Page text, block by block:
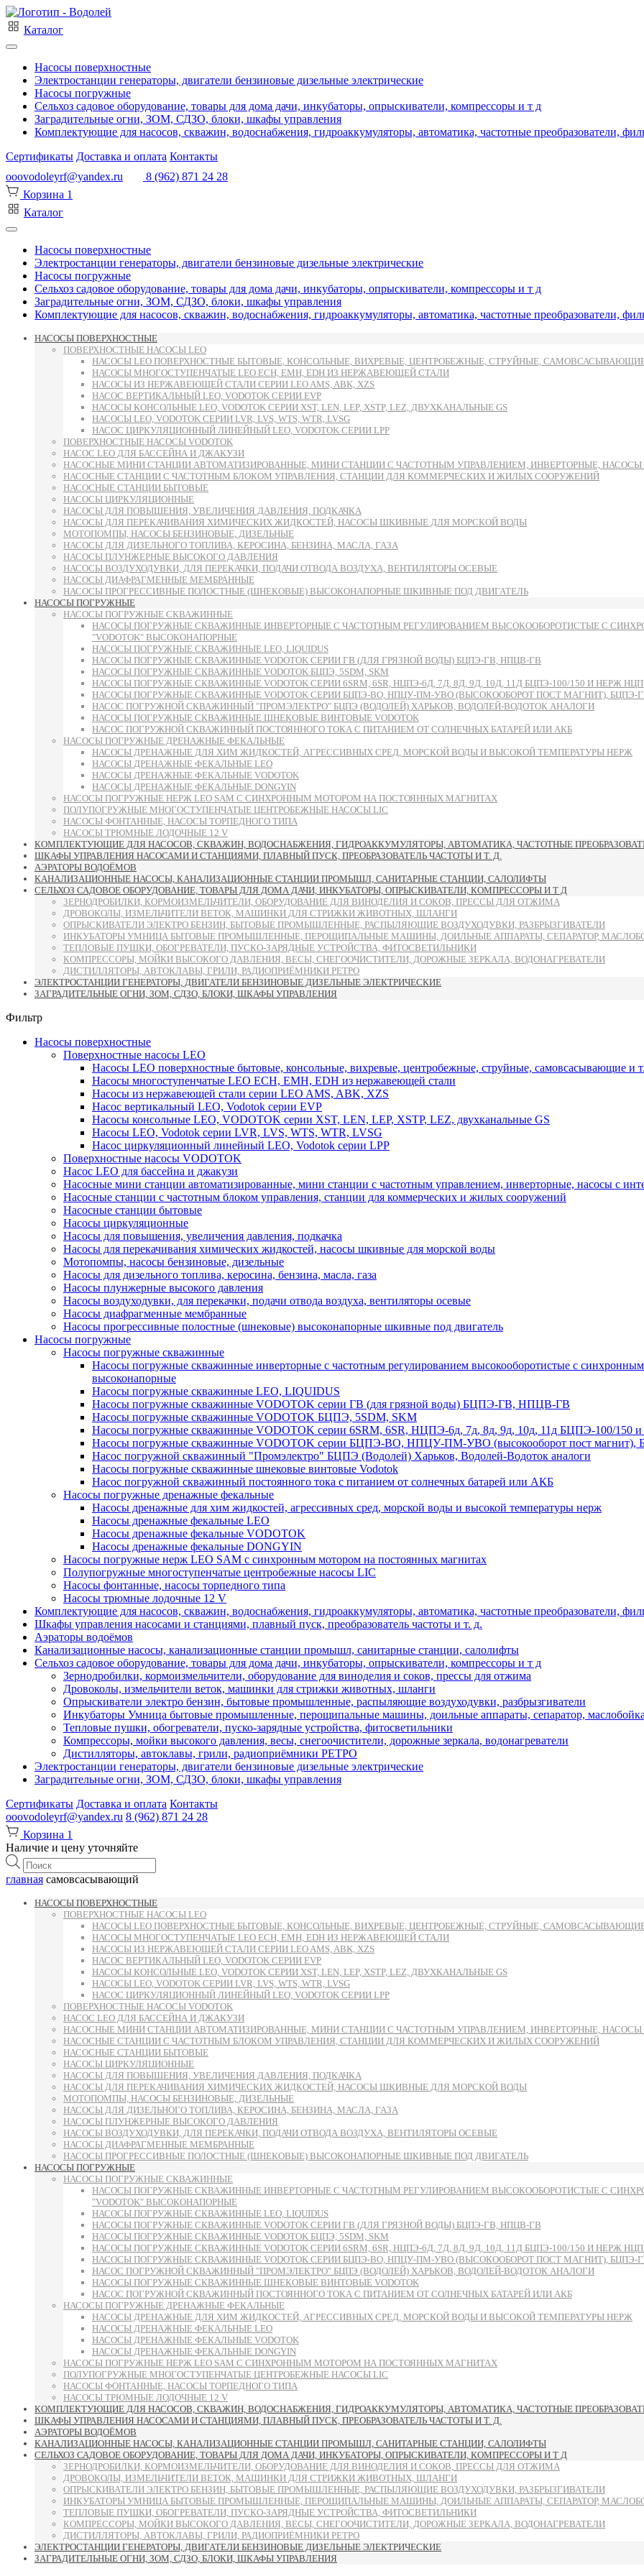
Каталог
Насосы поверхностные
Электростанции генераторы, двигатели бензиновые дизельные электрические
Насосы погружные
Сельхоз садовое оборудование, товары для дома дачи, инкубаторы, опрыскиватели, компрессоры и т д
Заградительные огни, ЗОМ, СДЗО, блоки, шкафы управления
Комплектующие для насосов, скважин, водоснабжения, гидроаккумуляторы, автоматика, частотные преобразователи,
Сертификаты Доставка и оплата Контакты
ooovodoleyrf@yandex.ru
8 (962) 871 24 28
Корзина 1
Каталог
Насосы поверхностные
Электростанции генераторы, двигатели бензиновые дизельные электрические
Насосы погружные
Сельхоз садовое оборудование, товары для дома дачи, инкубаторы, опрыскиватели, компрессоры и т д
Заградительные огни, ЗОМ, СДЗО, блоки, шкафы управления
Комплектующие для насосов, скважин, водоснабжения, гидроаккумуляторы, автоматика, частотные преобразователи,
НАСОСЫ ПОВЕРХНОСТНЫЕ
ПОВЕРХНОСТНЫЕ НАСОСЫ LEO
НАСОСЫ LEO ПОВЕРХНОСТНЫЕ БЫТОВЫЕ, КОНСОЛЬНЫЕ, ВИХРЕВЫЕ, ЦЕНТРОБЕЖНЫЕ, СТРУЙНЫЕ, САМОВСАСЫВАЮЩИЕ
НАСОСЫ МНОГОСТУПЕНЧАТЫЕ LEO ECH, EMH, EDH ИЗ НЕРЖАВЕЮЩЕЙ СТАЛИ
НАСОСЫ ИЗ НЕРЖАВЕЮЩЕЙ СТАЛИ СЕРИИ LEO AMS, ABK, XZS
НАСОС ВЕРТИКАЛЬНЫЙ LEO, VODOTOK СЕРИИ EVP
НАСОСЫ КОНСОЛЬНЫЕ LEO, VODOTOK СЕРИИ XST, LEN, LEP, XSTP, LEZ, ДВУХКАНАЛЬНЫЕ GS
НАСОСЫ LEO, VODOTOK СЕРИИ LVR, LVS, WTS, WTR, LVSG
НАСОС ЦИРКУЛЯЦИОННЫЙ ЛИНЕЙНЫЙ LEO, VODOTOK СЕРИИ LPP
ПОВЕРХНОСТНЫЕ НАСОСЫ VODOTOK
НАСОС LEO ДЛЯ БАССЕЙНА И ДЖАКУЗИ
НАСОСНЫЕ МИНИ СТАНЦИИ АВТОМАТИЗИРОВАННЫЕ, МИНИ СТАНЦИИ С ЧАСТОТНЫМ УПРАВЛЕНИЕМ, ИНВЕРТОРНЫЕ,
НАСОСНЫЕ СТАНЦИИ С ЧАСТОТНЫМ БЛОКОМ УПРАВЛЕНИЯ, СТАНЦИИ ДЛЯ КОММЕРЧЕСКИХ И ЖИЛЫХ СООРУЖЕНИЙ
НАСОСНЫЕ СТАНЦИИ БЫТОВЫЕ
НАСОСЫ ЦИРКУЛЯЦИОННЫЕ
НАСОСЫ ДЛЯ ПОВЫШЕНИЯ, УВЕЛИЧЕНИЯ ДАВЛЕНИЯ, ПОДКАЧКА
НАСОСЫ ДЛЯ ПЕРЕКАЧИВАНИЯ ХИМИЧЕСКИХ ЖИДКОСТЕЙ, НАСОСЫ ШКИВНЫЕ ДЛЯ МОРСКОЙ ВОДЫ
МОТОПОМПЫ, НАСОСЫ БЕНЗИНОВЫЕ, ДИЗЕЛЬНЫЕ
НАСОСЫ ДЛЯ ДИЗЕЛЬНОГО ТОПЛИВА, КЕРОСИНА, БЕНЗИНА, МАСЛА, ГАЗА
НАСОСЫ ПЛУНЖЕРНЫЕ ВЫСОКОГО ДАВЛЕНИЯ
НАСОСЫ ВОЗДУХОДУВКИ, ДЛЯ ПЕРЕКАЧКИ, ПОДАЧИ ОТВОДА ВОЗДУХА, ВЕНТИЛЯТОРЫ ОСЕВЫЕ
НАСОСЫ ДИАФРАГМЕННЫЕ МЕМБРАННЫЕ
НАСОСЫ ПРОГРЕССИВНЫЕ ПОЛОСТНЫЕ (ШНЕКОВЫЕ) ВЫСОКОНАПОРНЫЕ ШКИВНЫЕ ПОД ДВИГАТЕЛЬ
НАСОСЫ ПОГРУЖНЫЕ
НАСОСЫ ПОГРУЖНЫЕ СКВАЖИННЫЕ
НАСОСЫ ПОГРУЖНЫЕ СКВАЖИННЫЕ ИНВЕРТОРНЫЕ С ЧАСТОТНЫМ РЕГУЛИРОВАНИЕМ ВЫСОКООБОРОТИСТЫЕ С
"VODOTOK" ВЫСОКОНАПОРНЫЕ
НАСОСЫ ПОГРУЖНЫЕ СКВАЖИННЫЕ LEO, LIQUIDUS
НАСОСЫ ПОГРУЖНЫЕ СКВАЖИННЫЕ VODOTOK СЕРИИ ГВ (ДЛЯ ГРЯЗНОЙ ВОДЫ) БЦПЭ-ГВ, НПЦВ-ГВ
НАСОСЫ ПОГРУЖНЫЕ СКВАЖИННЫЕ VODOTOK БЦПЭ, 5SDM, SKM
НАСОСЫ ПОГРУЖНЫЕ СКВАЖИННЫЕ VODOTOK СЕРИИ 6SRM, 6SR, НЦПЭ-6Д, 7Д, 8Д, 9Д, 10Д, 11Д БЦПЭ-100/150 И НЕРЖ
НАСОСЫ ПОГРУЖНЫЕ СКВАЖИННЫЕ VODOTOK СЕРИИ БЦПЭ-ВО, НПЦУ-ПМ-УВО (ВЫСОКООБОРОТ ПОСТ МАГНИТ), БЦПЭ-
НАСОС ПОГРУЖНОЙ СКВАЖИННЫЙ "ПРОМЭЛЕКТРО" БЦПЭ (ВОДОЛЕЙ) ХАРЬКОВ, ВОДОЛЕЙ-ВОДОТОК АНАЛОГИ
НАСОСЫ ПОГРУЖНЫЕ СКВАЖИННЫЕ ШНЕКОВЫЕ ВИНТОВЫЕ VODOTOK
НАСОС ПОГРУЖНОЙ СКВАЖИННЫЙ ПОСТОЯННОГО ТОКА С ПИТАНИЕМ ОТ СОЛНЕЧНЫХ БАТАРЕЙ ИЛИ АКБ
НАСОСЫ ПОГРУЖНЫЕ ДРЕНАЖНЫЕ ФЕКАЛЬНЫЕ
НАСОСЫ ДРЕНАЖНЫЕ ДЛЯ ХИМ ЖИДКОСТЕЙ, АГРЕССИВНЫХ СРЕД, МОРСКОЙ ВОДЫ И ВЫСОКОЙ ТЕМПЕРАТУРЫ НЕРЖ
НАСОСЫ ДРЕНАЖНЫЕ ФЕКАЛЬНЫЕ LEO
НАСОСЫ ДРЕНАЖНЫЕ ФЕКАЛЬНЫЕ VODOTOK
НАСОСЫ ДРЕНАЖНЫЕ ФЕКАЛЬНЫЕ DONGYIN
НАСОСЫ ПОГРУЖНЫЕ НЕРЖ LEO SAM С СИНХРОННЫМ МОТОРОМ НА ПОСТОЯННЫХ МАГНИТАХ
ПОЛУПОГРУЖНЫЕ МНОГОСТУПЕНЧАТЫЕ ЦЕНТРОБЕЖНЫЕ НАСОСЫ LIC
НАСОСЫ ФОНТАННЫЕ, НАСОСЫ ТОРПЕДНОГО ТИПА
НАСОСЫ ТРЮМНЫЕ ЛОДОЧНЫЕ 12 V
КОМПЛЕКТУЮЩИЕ ДЛЯ НАСОСОВ, СКВАЖИН, ВОДОСНАБЖЕНИЯ, ГИДРОАККУМУЛЯТОРЫ, АВТОМАТИКА, ЧАСТОТНЫЕ
ШКАФЫ УПРАВЛЕНИЯ НАСОСАМИ И СТАНЦИЯМИ, ПЛАВНЫЙ ПУСК, ПРЕОБРАЗОВАТЕЛЬ ЧАСТОТЫ И Т. Д.
АЭРАТОРЫ ВОДОЁМОВ
КАНАЛИЗАЦИОННЫЕ НАСОСЫ, КАНАЛИЗАЦИОННЫЕ СТАНЦИИ ПРОМЫШЛ, САНИТАРНЫЕ СТАНЦИИ, САЛОЛИФТЫ
СЕЛЬХОЗ САДОВОЕ ОБОРУДОВАНИЕ, ТОВАРЫ ДЛЯ ДОМА ДАЧИ, ИНКУБАТОРЫ, ОПРЫСКИВАТЕЛИ, КОМПРЕССОРЫ И Т Д
ЗЕРНОДРОБИЛКИ, КОРМОИЗМЕЛЬЧИТЕЛИ, ОБОРУДОВАНИЕ ДЛЯ ВИНОДЕЛИЯ И СОКОВ, ПРЕССЫ ДЛЯ ОТЖИМА
ДРОВОКОЛЫ, ИЗМЕЛЬЧИТЕЛИ ВЕТОК, МАШИНКИ ДЛЯ СТРИЖКИ ЖИВОТНЫХ, ШЛАНГИ
ОПРЫСКИВАТЕЛИ ЭЛЕКТРО БЕНЗИН, БЫТОВЫЕ ПРОМЫШЛЕННЫЕ, РАСПЫЛЯЮЩИЕ ВОЗДУХОДУВКИ, РАЗБРЫЗГИВАТЕЛИ
ИНКУБАТОРЫ УМНИЦА БЫТОВЫЕ ПРОМЫШЛЕННЫЕ, ПЕРОЩИПАЛЬНЫЕ МАШИНЫ, ДОИЛЬНЫЕ АППАРАТЫ, СЕПАРАТОР,
ТЕПЛОВЫЕ ПУШКИ, ОБОГРЕВАТЕЛИ, ПУСКО-ЗАРЯДНЫЕ УСТРОЙСТВА, ФИТОСВЕТИЛЬНИКИ
КОМПРЕССОРЫ, МОЙКИ ВЫСОКОГО ДАВЛЕНИЯ, ВЕСЫ, СНЕГООЧИСТИТЕЛИ, ДОРОЖНЫЕ ЗЕРКАЛА, ВОДОНАГРЕВАТЕЛИ
ДИСТИЛЛЯТОРЫ, АВТОКЛАВЫ, ГРИЛИ, РАДИОПРИЁМНИКИ РЕТРО
ЭЛЕКТРОСТАНЦИИ ГЕНЕРАТОРЫ, ДВИГАТЕЛИ БЕНЗИНОВЫЕ ДИЗЕЛЬНЫЕ ЭЛЕКТРИЧЕСКИЕ
ЗАГРАДИТЕЛЬНЫЕ ОГНИ, ЗОМ, СДЗО, БЛОКИ, ШКАФЫ УПРАВЛЕНИЯ
Фильтр
Насосы поверхностные
Поверхностные насосы LEO
Насосы LEO поверхностные бытовые, консольные, вихревые, центробежные, струйные, самовсасывающие и
Насосы многоступенчатые LEO ECH, EMH, EDH из нержавеющей стали
Насосы из нержавеющей стали серии LEO AMS, ABK, XZS
Насос вертикальный LEO, Vodotok серии EVP
Насосы консольные LEO, VODOTOK серии XST, LEN, LEP, XSTP, LEZ, двухканальные GS
Насосы LEO, Vodotok серии LVR, LVS, WTS, WTR, LVSG
Насос циркуляционный линейный LEO, Vodotok серии LPP
Поверхностные насосы VODOTOK
Насос LEO для бассейна и джакузи
Насосные мини станции автоматизированные, мини станции с частотным управлением, инверторные, насосы с
Насосные станции с частотным блоком управления, станции для коммерческих и жилых сооружений
Насосные станции бытовые
Насосы циркуляционные
Насосы для повышения, увеличения давления, подкачка
Насосы для перекачивания химических жидкостей, насосы шкивные для морской воды
Мотопомпы, насосы бензиновые, дизельные
Насосы для дизельного топлива, керосина, бензина, масла, газа
Насосы плунжерные высокого давления
Насосы воздуходувки, для перекачки, подачи отвода воздуха, вентиляторы осевые
Насосы диафрагменные мембранные
Насосы прогрессивные полостные (шнековые) высоконапорные шкивные под двигатель
Насосы погружные
Насосы погружные скважинные
Насосы погружные скважинные инверторные с частотным регулированием высокооборотистые с
высоконапорные
Насосы погружные скважинные LEO, LIQUIDUS
Насосы погружные скважинные VODOTOK серии ГВ (для грязной воды) БЦПЭ-ГВ, НПЦВ-ГВ
Насосы погружные скважинные VODOTOK БЦПЭ, 5SDM, SKM
Насосы погружные скважинные VODOTOK серии 6SRM, 6SR, НЦПЭ-6д, 7д, 8д, 9д, 10д, 11д БЦПЭ-
Насосы погружные скважинные VODOTOK серии БЦПЭ-ВО, НПЦУ-ПМ-УВО (высокооборот пост магнит),
Насос погружной скважинный "Промэлектро" БЦПЭ (Водолей) Харьков, Водолей-Водоток аналоги
Насосы погружные скважинные шнековые винтовые Vodotok
Насос погружной скважинный постоянного тока с питанием от солнечных батарей или АКБ
Насосы погружные дренажные фекальные
Насосы дренажные для хим жидкостей, агрессивных сред, морской воды и высокой температуры нерж
Насосы дренажные фекальные LEO
Насосы дренажные фекальные VODOTOK
Насосы дренажные фекальные DONGYIN
Насосы погружные нерж LEO SAM с синхронным мотором на постоянных магнитах
Полупогружные многоступенчатые центробежные насосы LIC
Насосы фонтанные, насосы торпедного типа
Насосы трюмные лодочные 12 V
Комплектующие для насосов, скважин, водоснабжения, гидроаккумуляторы, автоматика, частотные преобразователи,
Шкафы управления насосами и станциями, плавный пуск, преобразователь частоты и т. д.
Аэраторы водоёмов
Канализационные насосы, канализационные станции промышл, санитарные станции, салолифты
Сельхоз садовое оборудование, товары для дома дачи, инкубаторы, опрыскиватели, компрессоры и т д
Зернодробилки, кормоизмельчители, оборудование для виноделия и соков, прессы для отжима
Дровоколы, измельчители веток, машинки для стрижки животных, шланги
Опрыскиватели электро бензин, бытовые промышленные, распыляющие воздуходувки, разбрызгиватели
Инкубаторы Умница бытовые промышленные, перощипальные машины, доильные аппараты, сепаратор, маслобойка
Тепловые пушки, обогреватели, пуско-зарядные устройства, фитосветильники
Компрессоры, мойки высокого давления, весы, снегоочистители, дорожные зеркала, водонагреватели
Дистилляторы, автоклавы, грили, радиоприёмники РЕТРО
Электростанции генераторы, двигатели бензиновые дизельные электрические
Заградительные огни, ЗОМ, СДЗО, блоки, шкафы управления
Сертификаты Доставка и оплата Контакты
ooovodoleyrf@yandex.ru 8 (962) 871 24 28
Корзина 1
Наличие и цену уточняйте
Поиск
товаров
главная самовсасывающий
НАСОСЫ ПОВЕРХНОСТНЫЕ
ПОВЕРХНОСТНЫЕ НАСОСЫ LEO
НАСОСЫ LEO ПОВЕРХНОСТНЫЕ БЫТОВЫЕ, КОНСОЛЬНЫЕ, ВИХРЕВЫЕ, ЦЕНТРОБЕЖНЫЕ, СТРУЙНЫЕ, САМОВСАСЫВАЮЩИЕ
НАСОСЫ МНОГОСТУПЕНЧАТЫЕ LEO ECH, EMH, EDH ИЗ НЕРЖАВЕЮЩЕЙ СТАЛИ
НАСОСЫ ИЗ НЕРЖАВЕЮЩЕЙ СТАЛИ СЕРИИ LEO AMS, ABK, XZS
НАСОС ВЕРТИКАЛЬНЫЙ LEO, VODOTOK СЕРИИ EVP
НАСОСЫ КОНСОЛЬНЫЕ LEO, VODOTOK СЕРИИ XST, LEN, LEP, XSTP, LEZ, ДВУХКАНАЛЬНЫЕ GS
НАСОСЫ LEO, VODOTOK СЕРИИ LVR, LVS, WTS, WTR, LVSG
НАСОС ЦИРКУЛЯЦИОННЫЙ ЛИНЕЙНЫЙ LEO, VODOTOK СЕРИИ LPP
ПОВЕРХНОСТНЫЕ НАСОСЫ VODOTOK
НАСОС LEO ДЛЯ БАССЕЙНА И ДЖАКУЗИ
НАСОСНЫЕ МИНИ СТАНЦИИ АВТОМАТИЗИРОВАННЫЕ, МИНИ СТАНЦИИ С ЧАСТОТНЫМ УПРАВЛЕНИЕМ, ИНВЕРТОРНЫЕ,
НАСОСНЫЕ СТАНЦИИ С ЧАСТОТНЫМ БЛОКОМ УПРАВЛЕНИЯ, СТАНЦИИ ДЛЯ КОММЕРЧЕСКИХ И ЖИЛЫХ СООРУЖЕНИЙ
НАСОСНЫЕ СТАНЦИИ БЫТОВЫЕ
НАСОСЫ ЦИРКУЛЯЦИОННЫЕ
НАСОСЫ ДЛЯ ПОВЫШЕНИЯ, УВЕЛИЧЕНИЯ ДАВЛЕНИЯ, ПОДКАЧКА
НАСОСЫ ДЛЯ ПЕРЕКАЧИВАНИЯ ХИМИЧЕСКИХ ЖИДКОСТЕЙ, НАСОСЫ ШКИВНЫЕ ДЛЯ МОРСКОЙ ВОДЫ
МОТОПОМПЫ, НАСОСЫ БЕНЗИНОВЫЕ, ДИЗЕЛЬНЫЕ
НАСОСЫ ДЛЯ ДИЗЕЛЬНОГО ТОПЛИВА, КЕРОСИНА, БЕНЗИНА, МАСЛА, ГАЗА
НАСОСЫ ПЛУНЖЕРНЫЕ ВЫСОКОГО ДАВЛЕНИЯ
НАСОСЫ ВОЗДУХОДУВКИ, ДЛЯ ПЕРЕКАЧКИ, ПОДАЧИ ОТВОДА ВОЗДУХА, ВЕНТИЛЯТОРЫ ОСЕВЫЕ
НАСОСЫ ДИАФРАГМЕННЫЕ МЕМБРАННЫЕ
НАСОСЫ ПРОГРЕССИВНЫЕ ПОЛОСТНЫЕ (ШНЕКОВЫЕ) ВЫСОКОНАПОРНЫЕ ШКИВНЫЕ ПОД ДВИГАТЕЛЬ
НАСОСЫ ПОГРУЖНЫЕ
НАСОСЫ ПОГРУЖНЫЕ СКВАЖИННЫЕ
НАСОСЫ ПОГРУЖНЫЕ СКВАЖИННЫЕ ИНВЕРТОРНЫЕ С ЧАСТОТНЫМ РЕГУЛИРОВАНИЕМ ВЫСОКООБОРОТИСТЫЕ С
"VODOTOK" ВЫСОКОНАПОРНЫЕ
НАСОСЫ ПОГРУЖНЫЕ СКВАЖИННЫЕ LEO, LIQUIDUS
НАСОСЫ ПОГРУЖНЫЕ СКВАЖИННЫЕ VODOTOK СЕРИИ ГВ (ДЛЯ ГРЯЗНОЙ ВОДЫ) БЦПЭ-ГВ, НПЦВ-ГВ
НАСОСЫ ПОГРУЖНЫЕ СКВАЖИННЫЕ VODOTOK БЦПЭ, 5SDM, SKM
НАСОСЫ ПОГРУЖНЫЕ СКВАЖИННЫЕ VODOTOK СЕРИИ 6SRM, 6SR, НЦПЭ-6Д, 7Д, 8Д, 9Д, 10Д, 11Д БЦПЭ-100/150 И НЕРЖ
НАСОСЫ ПОГРУЖНЫЕ СКВАЖИННЫЕ VODOTOK СЕРИИ БЦПЭ-ВО, НПЦУ-ПМ-УВО (ВЫСОКООБОРОТ ПОСТ МАГНИТ), БЦПЭ-
НАСОС ПОГРУЖНОЙ СКВАЖИННЫЙ "ПРОМЭЛЕКТРО" БЦПЭ (ВОДОЛЕЙ) ХАРЬКОВ, ВОДОЛЕЙ-ВОДОТОК АНАЛОГИ
НАСОСЫ ПОГРУЖНЫЕ СКВАЖИННЫЕ ШНЕКОВЫЕ ВИНТОВЫЕ VODOTOK
НАСОС ПОГРУЖНОЙ СКВАЖИННЫЙ ПОСТОЯННОГО ТОКА С ПИТАНИЕМ ОТ СОЛНЕЧНЫХ БАТАРЕЙ ИЛИ АКБ
НАСОСЫ ПОГРУЖНЫЕ ДРЕНАЖНЫЕ ФЕКАЛЬНЫЕ
НАСОСЫ ДРЕНАЖНЫЕ ДЛЯ ХИМ ЖИДКОСТЕЙ, АГРЕССИВНЫХ СРЕД, МОРСКОЙ ВОДЫ И ВЫСОКОЙ ТЕМПЕРАТУРЫ НЕРЖ
НАСОСЫ ДРЕНАЖНЫЕ ФЕКАЛЬНЫЕ LEO
НАСОСЫ ДРЕНАЖНЫЕ ФЕКАЛЬНЫЕ VODOTOK
НАСОСЫ ДРЕНАЖНЫЕ ФЕКАЛЬНЫЕ DONGYIN
НАСОСЫ ПОГРУЖНЫЕ НЕРЖ LEO SAM С СИНХРОННЫМ МОТОРОМ НА ПОСТОЯННЫХ МАГНИТАХ
ПОЛУПОГРУЖНЫЕ МНОГОСТУПЕНЧАТЫЕ ЦЕНТРОБЕЖНЫЕ НАСОСЫ LIC
НАСОСЫ ФОНТАННЫЕ, НАСОСЫ ТОРПЕДНОГО ТИПА
НАСОСЫ ТРЮМНЫЕ ЛОДОЧНЫЕ 12 V
КОМПЛЕКТУЮЩИЕ ДЛЯ НАСОСОВ, СКВАЖИН, ВОДОСНАБЖЕНИЯ, ГИДРОАККУМУЛЯТОРЫ, АВТОМАТИКА, ЧАСТОТНЫЕ
ШКАФЫ УПРАВЛЕНИЯ НАСОСАМИ И СТАНЦИЯМИ, ПЛАВНЫЙ ПУСК, ПРЕОБРАЗОВАТЕЛЬ ЧАСТОТЫ И Т. Д.
АЭРАТОРЫ ВОДОЁМОВ
КАНАЛИЗАЦИОННЫЕ НАСОСЫ, КАНАЛИЗАЦИОННЫЕ СТАНЦИИ ПРОМЫШЛ, САНИТАРНЫЕ СТАНЦИИ, САЛОЛИФТЫ
СЕЛЬХОЗ САДОВОЕ ОБОРУДОВАНИЕ, ТОВАРЫ ДЛЯ ДОМА ДАЧИ, ИНКУБАТОРЫ, ОПРЫСКИВАТЕЛИ, КОМПРЕССОРЫ И Т Д
ЗЕРНОДРОБИЛКИ, КОРМОИЗМЕЛЬЧИТЕЛИ, ОБОРУДОВАНИЕ ДЛЯ ВИНОДЕЛИЯ И СОКОВ, ПРЕССЫ ДЛЯ ОТЖИМА
ДРОВОКОЛЫ, ИЗМЕЛЬЧИТЕЛИ ВЕТОК, МАШИНКИ ДЛЯ СТРИЖКИ ЖИВОТНЫХ, ШЛАНГИ
ОПРЫСКИВАТЕЛИ ЭЛЕКТРО БЕНЗИН, БЫТОВЫЕ ПРОМЫШЛЕННЫЕ, РАСПЫЛЯЮЩИЕ ВОЗДУХОДУВКИ, РАЗБРЫЗГИВАТЕЛИ
ИНКУБАТОРЫ УМНИЦА БЫТОВЫЕ ПРОМЫШЛЕННЫЕ, ПЕРОЩИПАЛЬНЫЕ МАШИНЫ, ДОИЛЬНЫЕ АППАРАТЫ, СЕПАРАТОР,
ТЕПЛОВЫЕ ПУШКИ, ОБОГРЕВАТЕЛИ, ПУСКО-ЗАРЯДНЫЕ УСТРОЙСТВА, ФИТОСВЕТИЛЬНИКИ
КОМПРЕССОРЫ, МОЙКИ ВЫСОКОГО ДАВЛЕНИЯ, ВЕСЫ, СНЕГООЧИСТИТЕЛИ, ДОРОЖНЫЕ ЗЕРКАЛА, ВОДОНАГРЕВАТЕЛИ
ДИСТИЛЛЯТОРЫ, АВТОКЛАВЫ, ГРИЛИ, РАДИОПРИЁМНИКИ РЕТРО
ЭЛЕКТРОСТАНЦИИ ГЕНЕРАТОРЫ, ДВИГАТЕЛИ БЕНЗИНОВЫЕ ДИЗЕЛЬНЫЕ ЭЛЕКТРИЧЕСКИЕ
ЗАГРАДИТЕЛЬНЫЕ ОГНИ, ЗОМ, СДЗО, БЛОКИ, ШКАФЫ УПРАВЛЕНИЯ